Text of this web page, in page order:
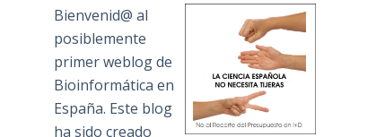
Bienvenid@ al
posiblemente
primer weblog de
Bioinformática en
España. Este blog
ha sido creado